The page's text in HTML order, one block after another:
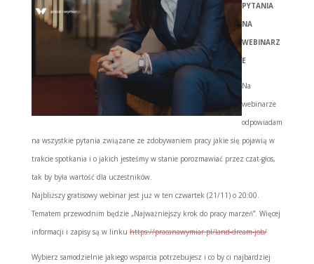
PYTANIA
NA
WEBINARZ
E
Na
webinarze
odpowiadam
na wszystkie pytania związane ze zdobywaniem pracy jakie się pojawią w
trakcie spotkania i o jakich jesteśmy w stanie porozmawiać przez czat-głos,
tak by była wartość dla uczestników.
Najbliższy gratisowy webinar jest już w ten czwartek (21/11) o 20:00.
Tematem przewodnim będzie „Najważniejszy krok do pracy marzeń”. Więcej
informacji i zapisy są w linku https://pracanawymiar.pl/land-dream-job/
Wybierz samodzielnie jakiego wsparcia potrzebujesz i co by ci najbardziej